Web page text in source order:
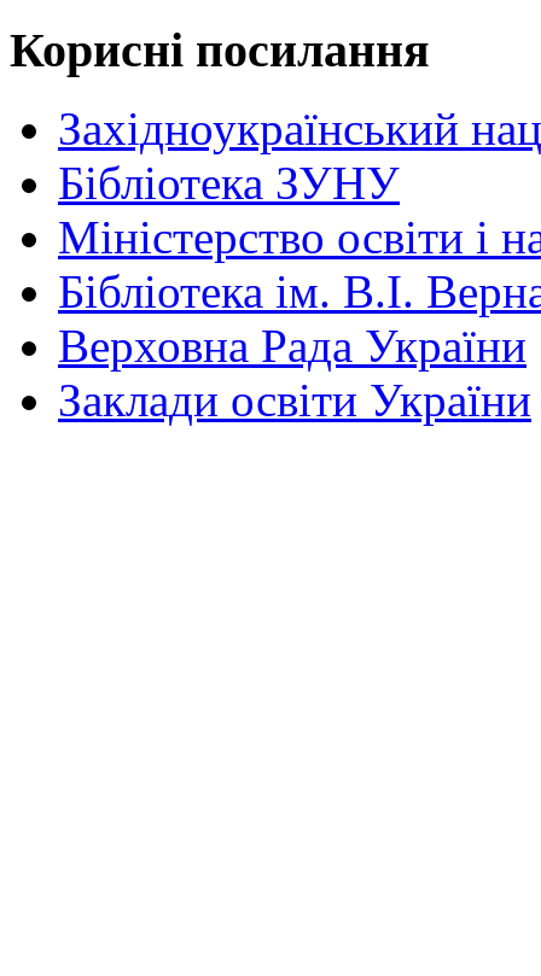
Корисні посилання
Західноукраїнський
Бібліотека ЗУНУ
Міністерство освіти і
Бібліотека ім. В.І.
Верховна Рада України
Заклади освіти України